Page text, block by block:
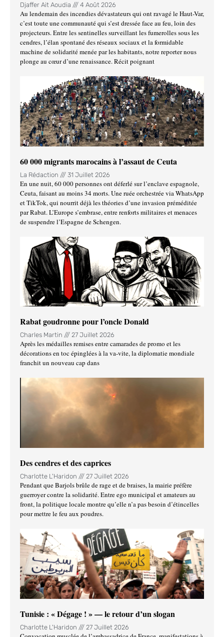
Djaffer Ait Aoudia 4 Août 2026
Au lendemain des incendies dévastateurs qui ont ravagé le Haut-Var,
c’est toute une communauté qui s’est dressée face au feu, loin des
projecteurs. Entre les sentinelles surveillant les fumerolles sous les
cendres, l’élan spontané des réseaux sociaux et la formidable
machine de solidarité menée par les habitants, notre reporter nous
plonge au cœur d’une renaissance. Récit poignant
60 000 migrants marocains à l’assaut de Ceuta
La Rédaction 31 Juillet 2026
En une nuit, 60 000 personnes ont déferlé sur l’enclave espagnole,
Ceuta, faisant au moins 34 morts. Une ruée orchestrée via WhatsApp
et TikTok, qui nourrit déjà les théories d’une invasion préméditée
par Rabat. L’Europe s’embrase, entre renforts militaires et menaces
de suspendre l’Espagne de Schengen.
Rabat goudronne pour l’oncle Donald
Charles Martin 27 Juillet 2026
Après les médailles remises entre camarades de promo et les
décorations en toc épinglées à la va-vite, la diplomatie mondiale
franchit un nouveau cap dans
Des cendres et des caprices
Charlotte L'Haridon 27 Juillet 2026
Pendant que Barjols brûle de rage et de braises, la mairie préfère
guerroyer contre la solidarité. Entre ego municipal et amateurs au
front, la politique locale montre qu’elle n’a pas besoin d’étincelles
pour mettre le feu aux poudres.
Tunisie : « Dégage ! » — le retour d’un slogan
Charlotte L'Haridon 27 Juillet 2026